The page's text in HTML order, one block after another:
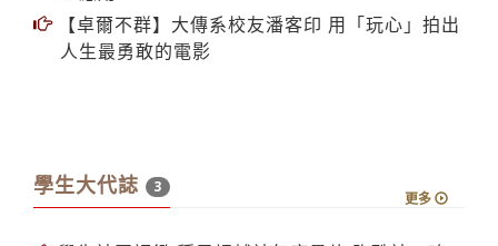
【卓爾不群】大傳系校友潘客印 用「玩心」拍出
人生最勇敢的電影
學生大代誌 3
更多